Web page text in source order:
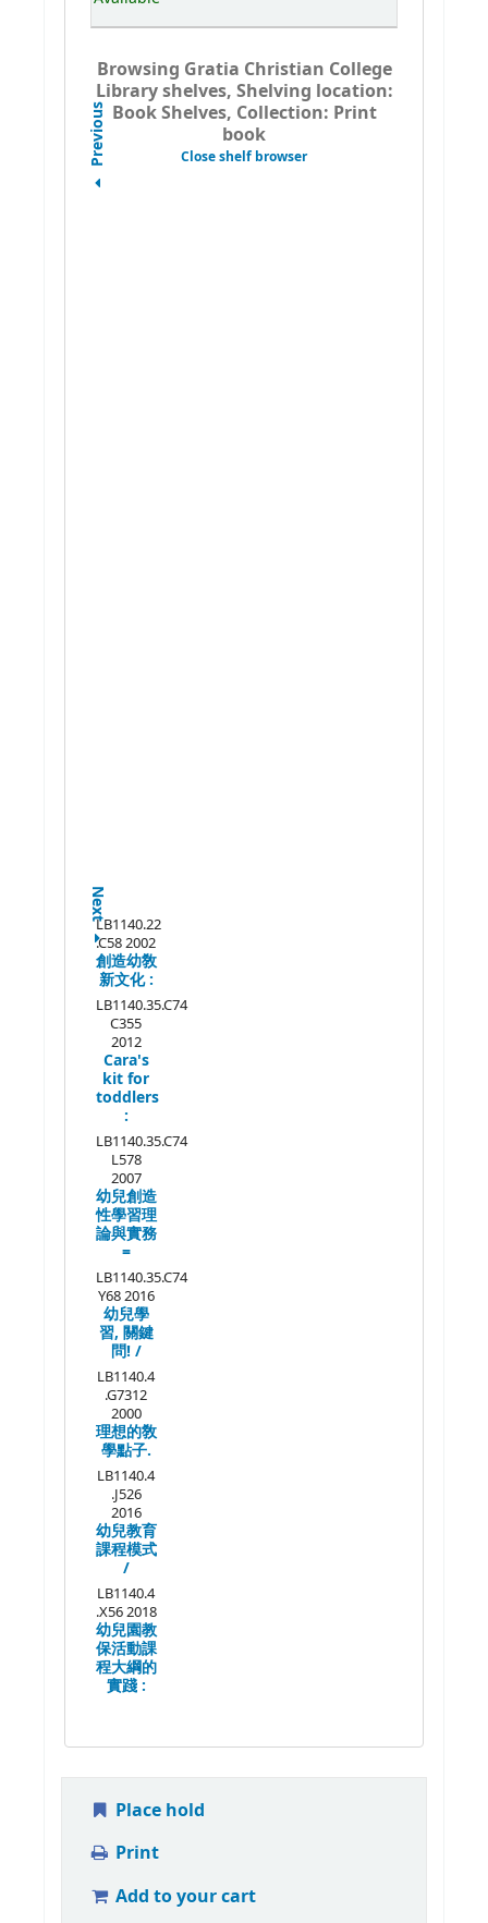
Browsing Gratia Christian College
Library shelves, Shelving location:
Book Shelves, Collection: Print
book
Close shelf browser
Previous
Next
LB1140.22
.C58 2002
創造幼敎
新文化 :
LB1140.35.C74
C355
2012
Cara's
kit for
toddlers
:
LB1140.35.C74
L578
2007
幼兒創造
性學習理
論與實務
=
LB1140.35.C74
Y68 2016
幼兒學
習, 關鍵
問! /
LB1140.4
.G7312
2000
理想的敎
學點子.
LB1140.4
.J526
2016
幼兒教育
課程模式
/
LB1140.4
.X56 2018
幼兒園教
保活動課
程大綱的
實踐 :
Place hold
Print
Add to your cart